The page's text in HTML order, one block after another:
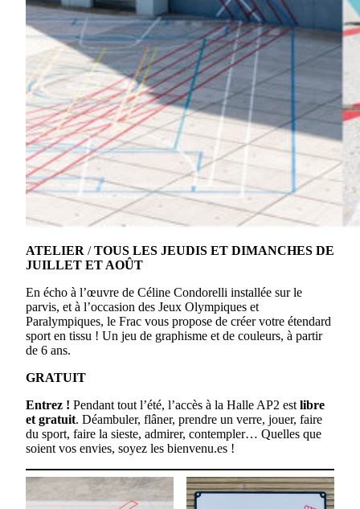
ATELIER /TOUS LES JEUDIS ET DIMANCHES DE
JUILLET ET AOÛT
En écho à l’œuvre de Céline Condorelli installée sur le
parvis, et à l’occasion des Jeux Olympiques et
Paralympiques, le Frac vous propose de créer votre étendard
sport en tissu ! Un jeu de graphisme et de couleurs, à partir
de 6 ans.
GRATUIT
Entrez ! Pendant tout l’été, l’accès à la Halle AP2 est libre
et gratuit. Déambuler, flâner, prendre un verre, jouer, faire
du sport, faire la sieste, admirer, contempler… Quelles que
soient vos envies, soyez les bienvenu.es !